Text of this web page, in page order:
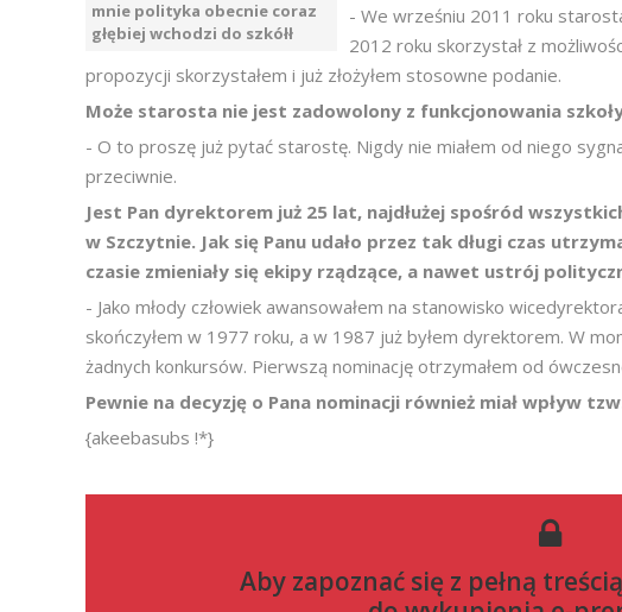
mnie polityka obecnie coraz
głębiej wchodzi do szkółł
- We wrześniu 2011 roku
2012 roku skorzystał z
propozycji skorzystałem i już złożyłem stosowne podanie.
Może starosta nie jest zadowolony z funkcjonowania
- O to proszę już pytać starostę. Nigdy nie miałem od niego
przeciwnie.
Jest Pan dyrektorem już 25 lat, najdłużej spośród
w Szczytnie. Jak się Panu udało przez tak długi czas
czasie zmieniały się ekipy rządzące, a nawet ustrój
- Jako młody człowiek awansowałem na stanowisko
skończyłem w 1977 roku, a w 1987 już byłem dyrektorem. W
żadnych konkursów. Pierwszą nominację otrzymałem od
Pewnie na decyzję o Pana nominacji również miał wpływ
{akeebasubs !*}
Aby zapoznać się z pełną